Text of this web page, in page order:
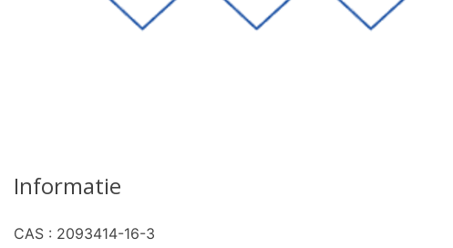
Informatie
CAS : 2093414-16-3